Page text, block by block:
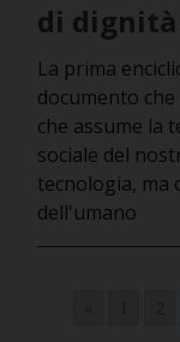
di dignità
La prima
documento
che assume la
sociale del
tecnologia, ma
dell'umano